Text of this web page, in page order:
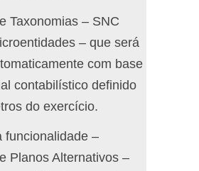
Taxonomias – SNC
– que será
com base
contabilístico definido
do exercício.
funcionalidade –
Planos Alternativos –